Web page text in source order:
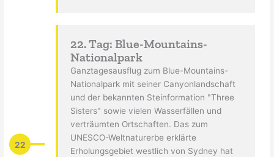
22
22. Tag: Blue-Mountains-
Nationalpark
Ganztagesausflug zum Blue-Mountains-
Nationalpark mit seiner Canyonlandschaft
und der bekannten Steinformation "Three
Sisters" sowie vielen Wasserfällen und
verträumten Ortschaften. Das zum
UNESCO-Weltnaturerbe erklärte
Erholungsgebiet westlich von Sydney hat